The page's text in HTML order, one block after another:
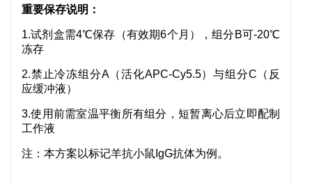
重要保存说明：
1.试剂盒需4℃保存（有效期6个月），组分B可-20℃
冻存
2.禁止冷冻组分A（活化APC-Cy5.5）与组分C（反
应缓冲液）
3.使用前需室温平衡所有组分，短暂离心后立即配制
工作液
注：本方案以标记羊抗小鼠IgG抗体为例。